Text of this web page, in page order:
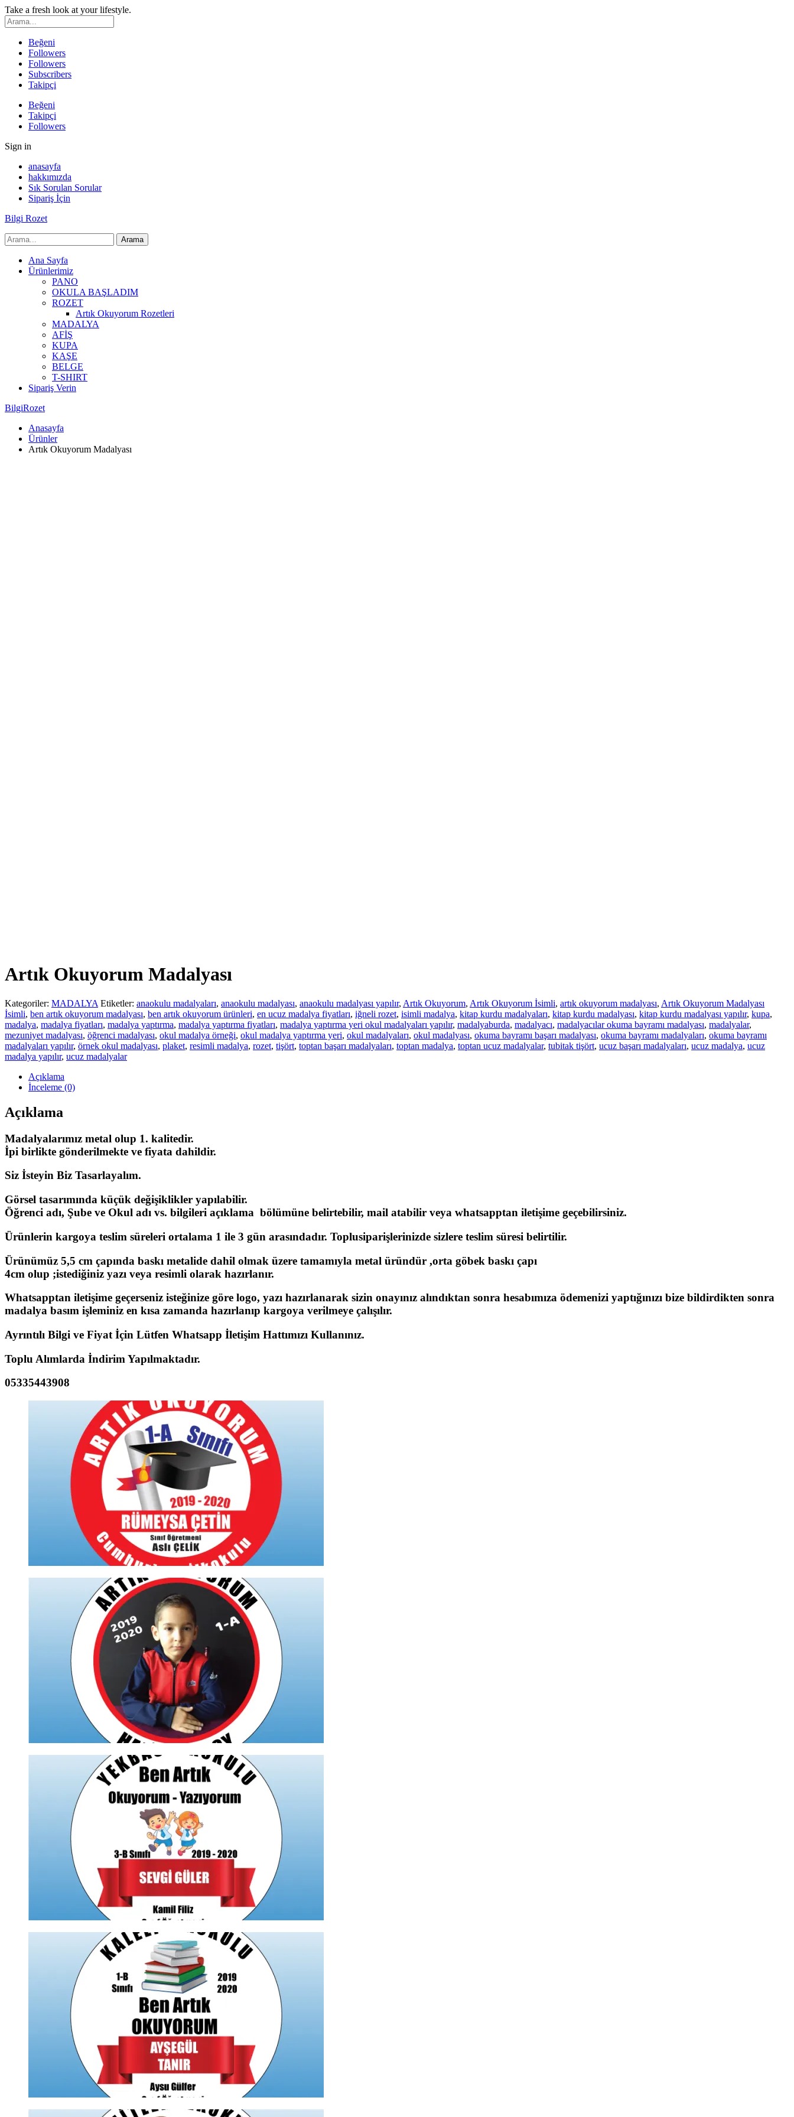
Take a fresh look at your lifestyle.
Beğeni
Followers
Followers
Subscribers
Takipçi
Beğeni
Takipçi
Followers
Sign in
anasayfa
hakkımızda
Sık Sorulan Sorular
Sipariş İçin
Bilgi Rozet
Ana Sayfa
Ürünlerimiz
PANO
OKULA BAŞLADIM
ROZET
Artık Okuyorum Rozetleri
MADALYA
AFİŞ
KUPA
KAŞE
BELGE
T-SHIRT
Sipariş Verin
BilgiRozet
Anasayfa
Ürünler
Artık Okuyorum Madalyası
Artık Okuyorum Madalyası
Kategoriler: MADALYA Etiketler: anaokulu madalyaları, anaokulu madalyası, anaokulu madalyası yapılır, Artık Okuyorum, Artık Okuyorum İsimli, artık okuyorum madalyası, Artık Okuyorum Madalyası
İsimli, ben artık okuyorum madalyası, ben artık okuyorum ürünleri, en ucuz madalya fiyatları, iğneli rozet, isimli madalya, kitap kurdu madalyaları, kitap kurdu madalyası, kitap kurdu madalyası yapılır, kupa,
madalya, madalya fiyatları, madalya yaptırma, madalya yaptırma fiyatları, madalya yaptırma yeri okul madalyaları yapılır, madalyaburda, madalyacı, madalyacılar okuma bayramı madalyası, madalyalar,
mezuniyet madalyası, öğrenci madalyası, okul madalya örneği, okul madalya yaptırma yeri, okul madalyaları, okul madalyası, okuma bayramı başarı madalyası, okuma bayramı madalyaları, okuma bayramı
madalyaları yapılır, örnek okul madalyası, plaket, resimli madalya, rozet, tişört, toptan başarı madalyaları, toptan madalya, toptan ucuz madalyalar, tubitak tişört, ucuz başarı madalyaları, ucuz madalya, ucuz
madalya yapılır, ucuz madalyalar
Açıklama
İnceleme (0)
Açıklama
Madalyalarımız metal olup 1. kalitedir.
İpi birlikte gönderilmekte ve fiyata dahildir.
Siz İsteyin Biz Tasarlayalım.
Görsel tasarımında küçük değişiklikler yapılabilir.
Öğrenci adı, Şube ve Okul adı vs. bilgileri açıklama bölümüne belirtebilir, mail atabilir veya whatsapptan iletişime geçebilirsiniz.
Ürünlerin kargoya teslim süreleri ortalama 1 ile 3 gün arasındadır. Toplusiparişlerinizde sizlere teslim süresi belirtilir.
Ürünümüz 5,5 cm çapında baskı metalide dahil olmak üzere tamamıyla metal üründür ,orta göbek baskı çapı
4cm olup ;istediğiniz yazı veya resimli olarak hazırlanır.
Whatsapptan iletişime geçerseniz isteğinize göre logo, yazı hazırlanarak sizin onayınız alındıktan sonra hesabımıza ödemenizi yaptığınızı bize bildirdikten sonra
madalya basım işleminiz en kısa zamanda hazırlanıp kargoya verilmeye çalışılır.
Ayrıntılı Bilgi ve Fiyat İçin Lütfen Whatsapp İletişim Hattımızı Kullanınız.
Toplu Alımlarda İndirim Yapılmaktadır.
05335443908